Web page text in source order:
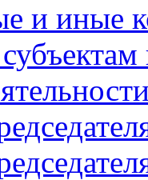
и иные